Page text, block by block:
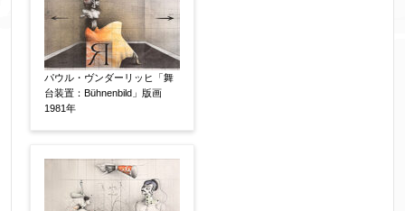
※データはSSL(Secure Sockets Layer)通信によ
り暗号化して送信されます。
パウル・ヴンダーリッヒ「舞
台装置：Bühnenbild」版画
1981年